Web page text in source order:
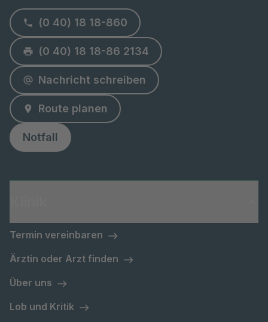
(0 40) 18 18-860
(0 40) 18 18-86 2134
Nachricht schreiben
Route planen
Notfall
Termin vereinbaren
Ärztin oder Arzt finden
Über uns
Lob und Kritik